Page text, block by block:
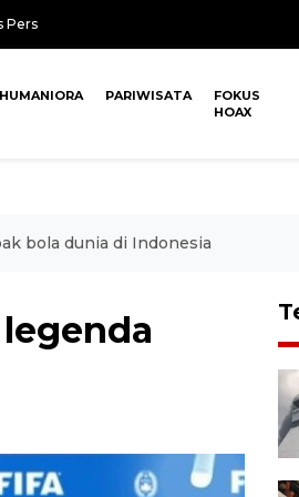
Pers
HUMANIORA PARIWISATA
FOKUS
HOAX
bola dunia di Indonesia